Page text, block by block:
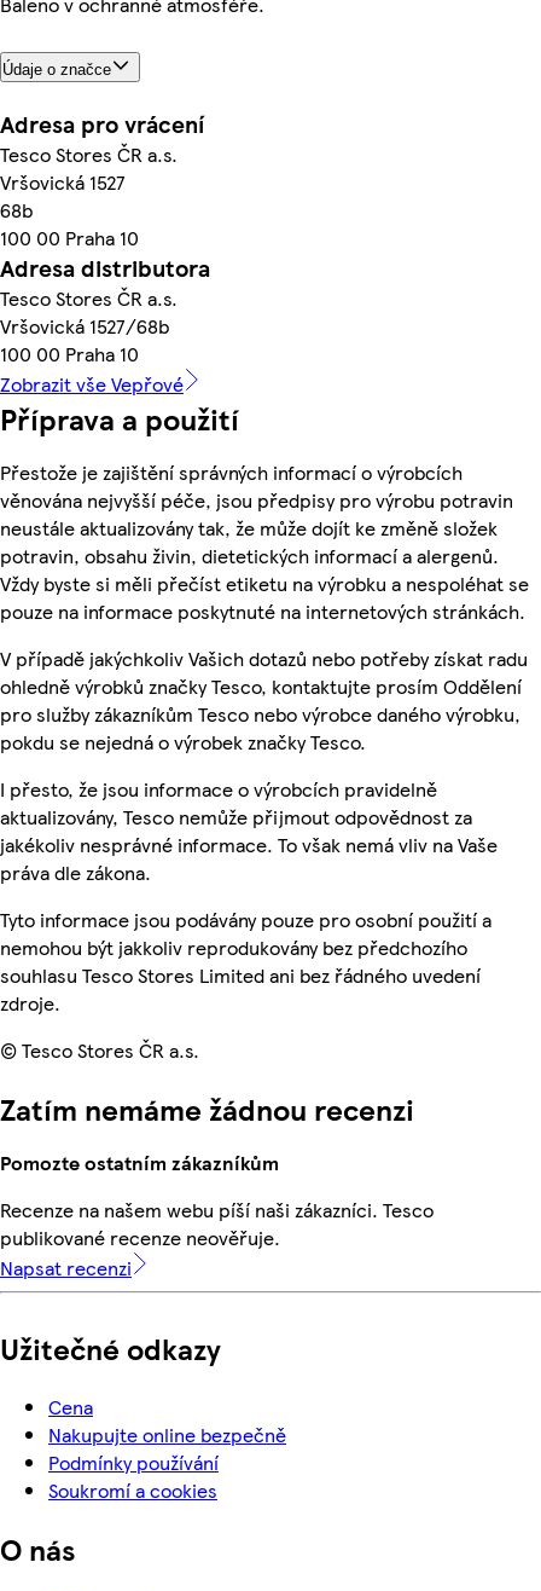
Údaje o značce
Adresa pro vrácení
Tesco Stores ČR a.s.
Vršovická 1527
68b
100 00 Praha 10
Adresa distributora
Tesco Stores ČR a.s.
Vršovická 1527/68b
100 00 Praha 10
Zobrazit vše Vepřové
Příprava a použití
Přestože je zajištění správných informací o výrobcích
věnována nejvyšší péče, jsou předpisy pro výrobu potravin
neustále aktualizovány tak, že může dojít ke změně složek
potravin, obsahu živin, dietetických informací a alergenů.
Vždy byste si měli přečíst etiketu na výrobku a nespoléhat se
pouze na informace poskytnuté na internetových stránkách.
V případě jakýchkoliv Vašich dotazů nebo potřeby získat radu
ohledně výrobků značky Tesco, kontaktujte prosím Oddělení
pro služby zákazníkům Tesco nebo výrobce daného výrobku,
pokdu se nejedná o výrobek značky Tesco.
I přesto, že jsou informace o výrobcích pravidelně
aktualizovány, Tesco nemůže přijmout odpovědnost za
jakékoliv nesprávné informace. To však nemá vliv na Vaše
práva dle zákona.
Tyto informace jsou podávány pouze pro osobní použití a
nemohou být jakkoliv reprodukovány bez předchozího
souhlasu Tesco Stores Limited ani bez řádného uvedení
zdroje.
© Tesco Stores ČR a.s.
Zatím nemáme žádnou recenzi
Pomozte ostatním zákazníkům
Recenze na našem webu píší naši zákazníci. Tesco
publikované recenze neověřuje.
Napsat recenzi
Užitečné odkazy
Cena
Nakupujte online bezpečně
Podmínky používání
Soukromí a cookies
O nás